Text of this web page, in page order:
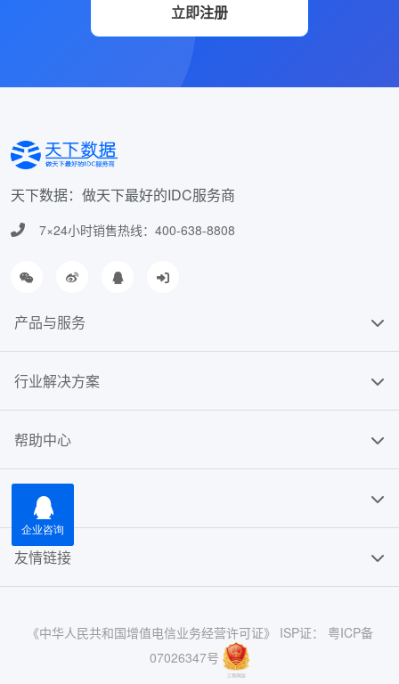
立即注册
天下数据：做天下最好的IDC服务商
7×24小时销售热线：400-638-8808
产品与服务
行业解决方案
帮助中心
关于我们
友情链接
《中华人民共和国增值电信业务经营许可证》 ISP证： 粤ICP备
07026347号